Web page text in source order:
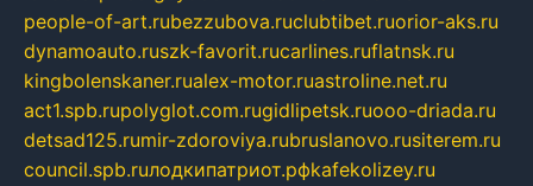
people-of-art.rubezzubova.ruclubtibet.ruorior-aks.ru
dynamoauto.ruszk-favorit.rucarlines.ruflatnsk.ru
kingbolenskaner.rualex-motor.ruastroline.net.ru
act1.spb.rupolyglot.com.rugidlipetsk.ruooo-driada.ru
detsad125.rumir-zdoroviya.rubruslanovo.rusiterem.ru
council.spb.ruлодкипатриот.рфkafekolizey.ru